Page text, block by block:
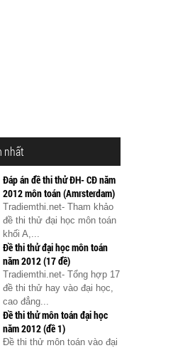
nhất
Đáp án đề thi thử ĐH- CĐ năm
2012 môn toán (Amrsterdam)
Tradiemthi.net- Tham khảo
đề thi thử đại học môn toán
khối A,...
Đề thi thử đại học môn toán
năm 2012 (17 đề)
Tradiemthi.net- Tổng hợp 17
đề thi thử hay vào đại học,
cao đẳng...
Đề thi thử môn toán đại học
năm 2012 (đề 1)
Đề thi thử môn toán vào đại